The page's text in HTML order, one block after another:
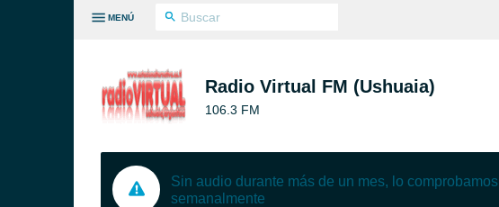
MENÚ
Radio Virtual FM (Ushuaia)
106.3 FM
Sin audio durante más de un mes, lo comprobamos
semanalmente